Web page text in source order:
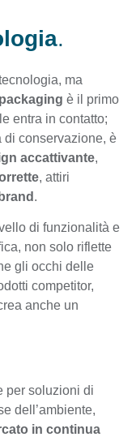
.
ma
è il primo
entra in contatto;
di conservazione, è
accattivante,
, attiri
.
di funzionalità e
non solo riflette
gli occhi delle
competitor,
anche un
per soluzioni di
dell’ambiente,
in continua